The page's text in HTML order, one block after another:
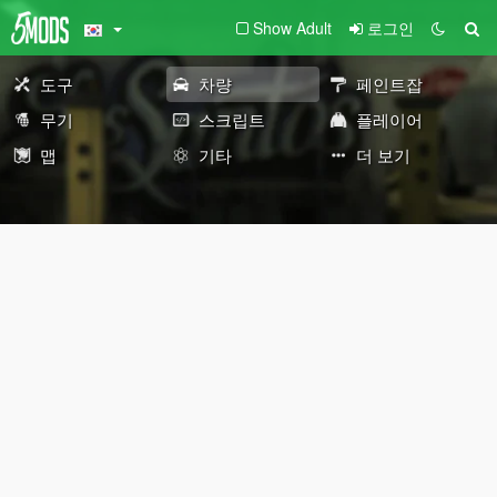
Show Adult 로그인
도구 차량
페인트잡
무기
스크립트
플레이어
맵
기타 더 보기